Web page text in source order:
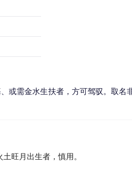
或需金水生扶者，方可驾驭。取名
旺月出生者，慎用。